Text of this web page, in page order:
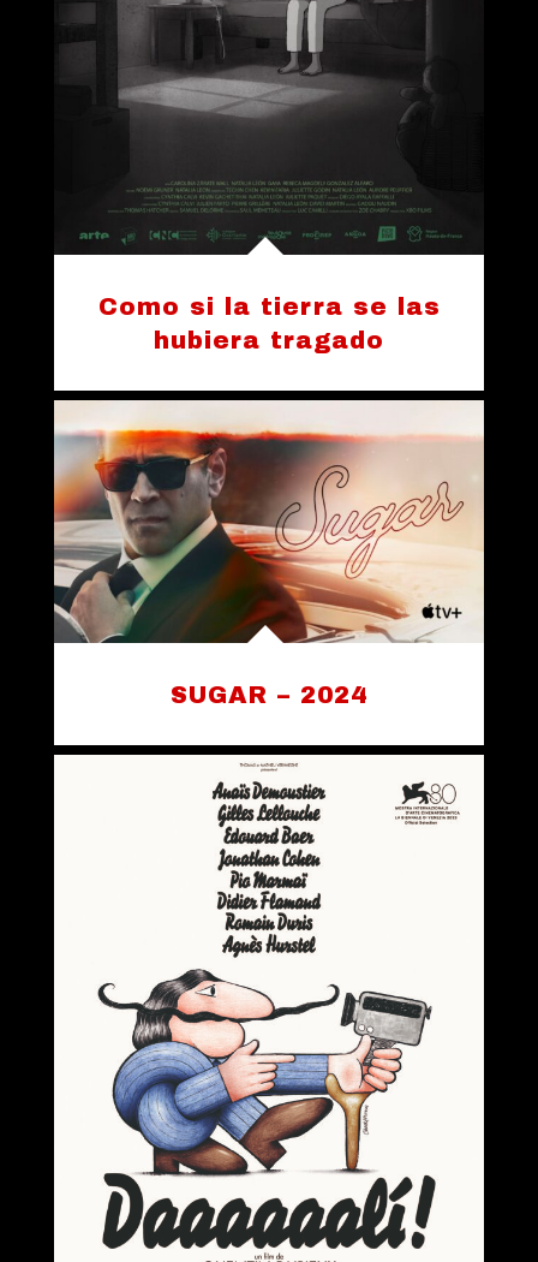
Como si la tierra se las
hubiera tragado
SUGAR – 2024